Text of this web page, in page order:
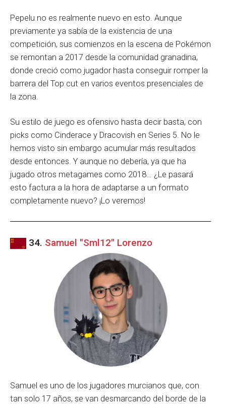
Pepelu no es realmente nuevo en esto. Aunque
previamente ya sabía de la existencia de una
competición, sus comienzos en la escena de Pokémon
se remontan a 2017 desde la comunidad granadina,
donde creció como jugador hasta conseguir romper la
barrera del Top cut en varios eventos presenciales de
la zona.
Su estilo de juego es ofensivo hasta decir basta, con
picks como Cinderace y Dracovish en Series 5. No le
hemos visto sin embargo acumular más resultados
desde entonces. Y aunque no debería, ya que ha
jugado otros metagames como 2018… ¿Le pasará
esto factura a la hora de adaptarse a un formato
completamente nuevo? ¡Lo veremos!
34. Samuel "Sml12" Lorenzo
Samuel es uno de los jugadores murcianos que, con
tan solo 17 años, se van desmarcando del borde de la